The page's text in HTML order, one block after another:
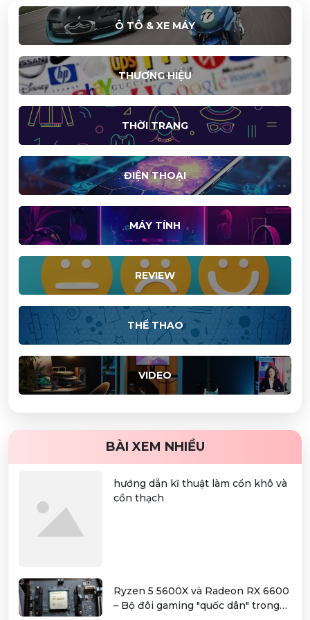
Ô TÔ & XE MÁY
THƯƠNG HIỆU
THỜI TRANG
ĐIỆN THOẠI
MÁY TÍNH
REVIEW
THỂ THAO
VIDEO
BÀI XEM NHIỀU
hướng dẫn kĩ thuật làm cồn khô và
cồn thạch
Ryzen 5 5600X và Radeon RX 6600
– Bộ đôi gaming "quốc dân" trong